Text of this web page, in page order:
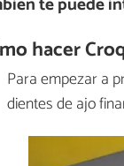
hacer
Para empezar a
dientes de ajo